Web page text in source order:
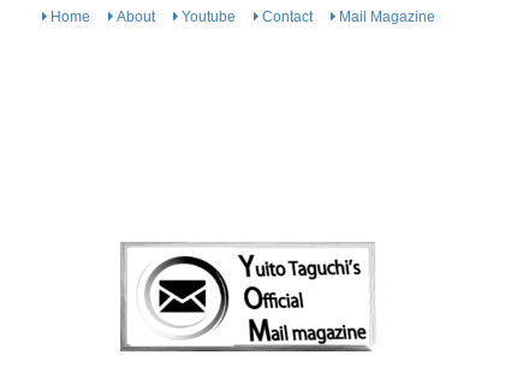
Home About Youtube Contact Mail Magazine